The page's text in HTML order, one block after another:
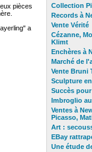
pièces
a
Collection
Records à
Vente Vérité
Cézanne,
Klimt
Enchères à
Marché de
Vente Bruni
Sculpture
Succès
Imbroglio
Ventes à
Picasso,
Art :
EBay
Une étude